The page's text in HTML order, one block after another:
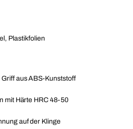
Plastikfolien
aus ABS-Kunststoff
mit Härte HRC 48-50
auf der Klinge